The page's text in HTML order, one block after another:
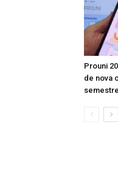
Prouni
de nova
semestre